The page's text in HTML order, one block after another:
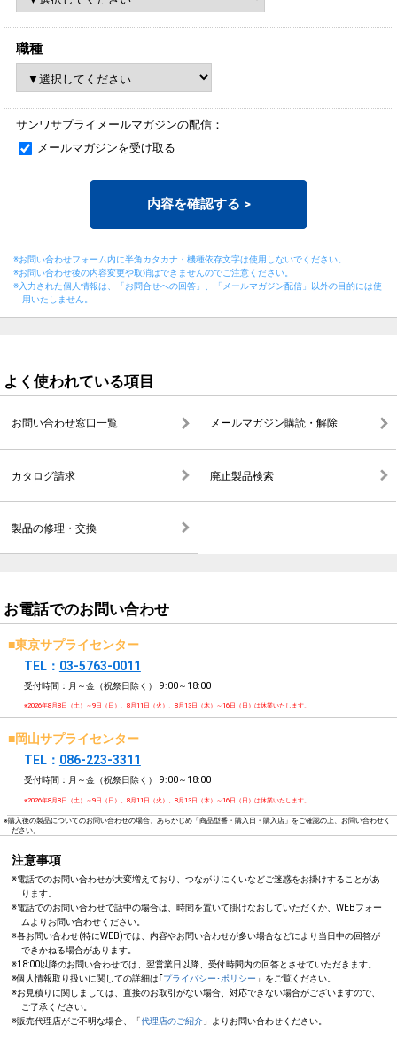
職種
サンワサプライメールマガジンの配信：
メールマガジンを受け取る
内容を確認する >
※お問い合わせフォーム内に半角カタカナ・機種依存文字は使用しないでください。
※お問い合わせ後の内容変更や取消はできませんのでご注意ください。
※入力された個人情報は、「お問合せへの回答」、「メールマガジン配信」以外の目的には使
用いたしません。
よく使われている項目
お問い合わせ窓口一覧 メールマガジン購読・解除
カタログ請求 廃止製品検索
製品の修理・交換
お電話でのお問い合わせ
■東京サプライセンター
TEL： 03-5763-0011
受付時間：月～金（祝祭日除く） 9:00～18:00
※2026年8月8日（土）～9日（日）、8月11日（火）、8月13日（木）～16日（日）は休業いたします。
■岡山サプライセンター
TEL： 086-223-3311
受付時間：月～金（祝祭日除く） 9:00～18:00
※2026年8月8日（土）～9日（日）、8月11日（火）、8月13日（木）～16日（日）は休業いたします。
※購入後の製品についてのお問い合わせの場合、あらかじめ「商品型番・購入日・購入店」をご確認の上、お問い合わせく
ださい。
注意事項
※電話でのお問い合わせが大変増えており、つながりにくいなどご迷惑をお掛けすることがあ
ります。
※電話でのお問い合わせで話中の場合は、時間を置いて掛けなおしていただくか、WEBフォー
ムよりお問い合わせください。
※各お問い合わせ(特にWEB)では、内容やお問い合わせが多い場合などにより当日中の回答が
できかねる場合があります。
※18:00以降のお問い合わせでは、翌営業日以降、受付時間内の回答とさせていただきます。
※個人情報取り扱いに関しての詳細は｢プライバシー･ポリシー 」をご覧ください。
※お見積りに関しましては、直接のお取引がない場合、対応できない場合がございますので、
ご了承ください。
※販売代理店がご不明な場合、「代理店のご紹介 」よりお問い合わせください。